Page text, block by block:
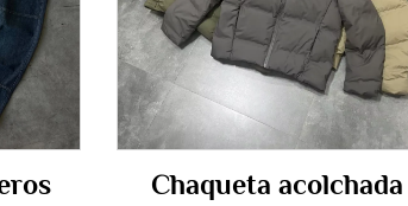
Chaqueta acolchada